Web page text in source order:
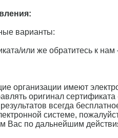
варианты:
или же обратитесь к
организации имеют
оригинал сертификата
всегда
системе,
Вас по дальнейшим